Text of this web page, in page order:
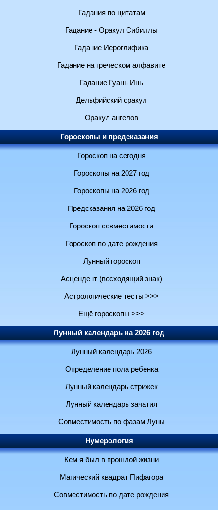
Гадания по цитатам
Гадание - Оракул Сибиллы
Гадание Иероглифика
Гадание на греческом алфавите
Гадание Гуань Инь
Дельфийский оракул
Оракул ангелов
Гороскопы и предсказания
Гороскоп на сегодня
Гороскопы на 2027 год
Гороскопы на 2026 год
Предсказания на 2026 год
Гороскоп совместимости
Гороскоп по дате рождения
Лунный гороскоп
Асцендент (восходящий знак)
Астрологические тесты >>>
Ещё гороскопы >>>
Лунный календарь на 2026 год
Лунный календарь 2026
Определение пола ребенка
Лунный календарь стрижек
Лунный календарь зачатия
Совместимость по фазам Луны
Нумерология
Кем я был в прошлой жизни
Магический квадрат Пифагора
Совместимость по дате рождения